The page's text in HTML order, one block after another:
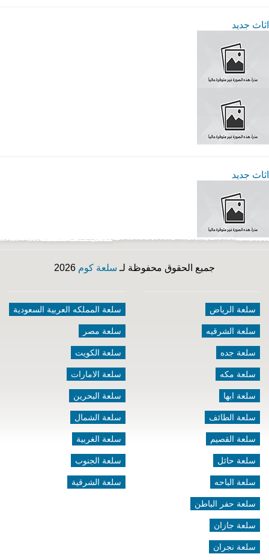
اثاث جديد
اثاث جديد
جميع الحقوق محفوظة لـ سلعة كوم
سلعة الرياض
سلعة الشرقيه
سلعة جده
سلعة مكه
سلعة ابها
سلعة الطائف
سلعة القصيم
سلعة حائل
سلعة الباحه
سلعة حفر الباطن
سلعة جازان
سلعة نجران
سلعة المملكه العربية السعودية
سلعة مصر
سلعة الكويت
سلعة الامارات
سلعة البحرين
سلعة الشمال
سلعة الغربية
سلعة الجنوب
سلعة الشرقية